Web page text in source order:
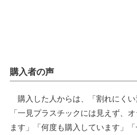
購入者の声
購入した人からは、「割れにくい
「一見プラスチックには見えず、
ます」「何度も購入しています」